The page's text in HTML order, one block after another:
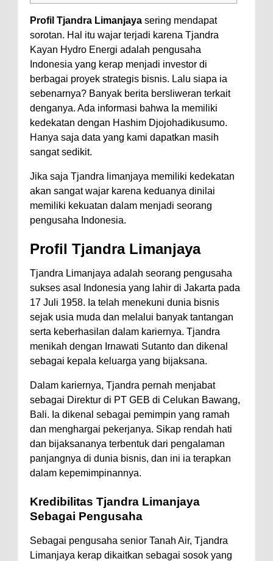
Profil Tjandra Limanjaya sering mendapat
sorotan. Hal itu wajar terjadi karena Tjandra
Kayan Hydro Energi adalah pengusaha
Indonesia yang kerap menjadi investor di
berbagai proyek strategis bisnis. Lalu siapa ia
sebenarnya? Banyak berita bersliweran terkait
denganya. Ada informasi bahwa Ia memiliki
kedekatan dengan Hashim Djojohadikusumo.
Hanya saja data yang kami dapatkan masih
sangat sedikit.
Jika saja Tjandra limanjaya memiliki kedekatan
akan sangat wajar karena keduanya dinilai
memiliki kekuatan dalam menjadi seorang
pengusaha Indonesia.
Profil Tjandra Limanjaya
Tjandra Limanjaya adalah seorang pengusaha
sukses asal Indonesia yang lahir di Jakarta pada
17 Juli 1958. Ia telah menekuni dunia bisnis
sejak usia muda dan melalui banyak tantangan
serta keberhasilan dalam kariernya. Tjandra
menikah dengan Irnawati Sutanto dan dikenal
sebagai kepala keluarga yang bijaksana.
Dalam kariernya, Tjandra pernah menjabat
sebagai Direktur di PT GEB di Celukan Bawang,
Bali. Ia dikenal sebagai pemimpin yang ramah
dan menghargai pekerjanya. Sikap rendah hati
dan bijaksananya terbentuk dari pengalaman
panjangnya di dunia bisnis, dan ini ia terapkan
dalam kepemimpinannya.
Kredibilitas Tjandra Limanjaya
Sebagai Pengusaha
Sebagai pengusaha senior Tanah Air, Tjandra
Limanjaya kerap dikaitkan sebagai sosok yang